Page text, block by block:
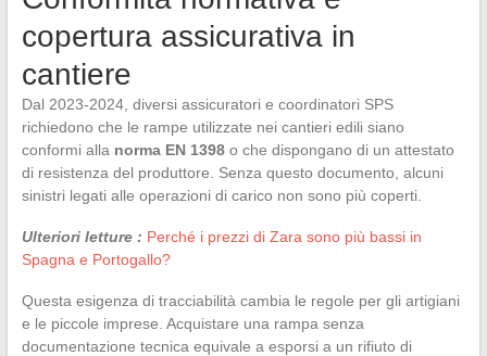
copertura assicurativa in
cantiere
Dal 2023-2024, diversi assicuratori e coordinatori SPS
richiedono che le rampe utilizzate nei cantieri edili siano
conformi alla norma EN 1398o che dispongano di un attestato
di resistenza del produttore. Senza questo documento, alcuni
sinistri legati alle operazioni di carico non sono più coperti.
Ulteriori letture : Perché i prezzi di Zara sono più bassi in
Spagna e Portogallo?
Questa esigenza di tracciabilità cambia le regole per gli artigiani
e le piccole imprese. Acquistare una rampa senza
documentazione tecnica equivale a esporsi a un rifiuto di